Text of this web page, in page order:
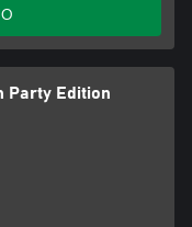
Party Edition